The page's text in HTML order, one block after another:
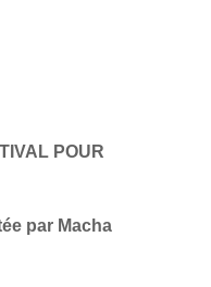
POUR
par Macha